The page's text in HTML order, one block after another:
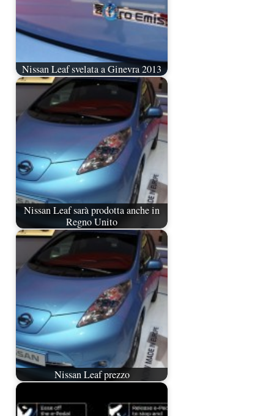
Nissan Leaf svelata a Ginevra 2013
Nissan Leaf sarà prodotta anche in
Regno Unito
Nissan Leaf prezzo